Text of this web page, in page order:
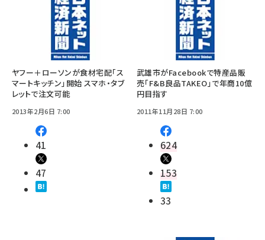
ヤフー＋ローソンが食材宅配「ス
マートキッチン」開始 スマホ・タブ
レットで注文可能
2013年2月6日 7:00
41
47
武雄市がFacebookで特産品販
売「F&B良品TAKEO」で年商10億
円目指す
2011年11月28日 7:00
624
153
33